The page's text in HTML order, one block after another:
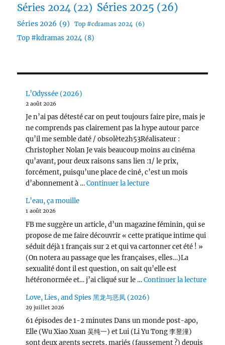
Séries 2024 (22) Séries 2025 (26)
Séries 2026 (9) Top #cdramas 2024 (6)
Top #kdramas 2024 (8)
L’Odyssée (2026)
2 août 2026
Je n’ai pas détesté car on peut toujours faire pire, mais je
ne comprends pas clairement pas la hype autour parce
qu’il me semble daté / obsolète2h53Réalisateur :
Christopher Nolan Je vais beaucoup moins au cinéma
qu’avant, pour deux raisons sans lien :1/ le prix,
forcément, puisqu’une place de ciné, c’est un mois
d’abonnement à …Continuer la lecturede « L’Odyssée (2026)
L’eau, ça mouille
1 août 2026
FB me suggère un article, d’un magazine féminin, qui se
propose de me faire découvrir « cette pratique intime qui
séduit déjà 1 français sur 2 et qui va cartonner cet été ! »
(On notera au passage que les françaises, elles…)La
sexualité dont il est question, on sait qu’elle est
hétéronormée et… j’ai cliqué sur le …Continuer la lecturede «
Love, Lies, and Spies 黑龙与恶凤 (2026)
29 juillet 2026
61 épisodes de 1-2 minutes Dans un monde post-apo,
Elle (Wu Xiao Xuan 吴纯一) et Lui (Li Yu Tong 李昱潼)
sont deux agents secrets, mariés (faussement ?) depuis